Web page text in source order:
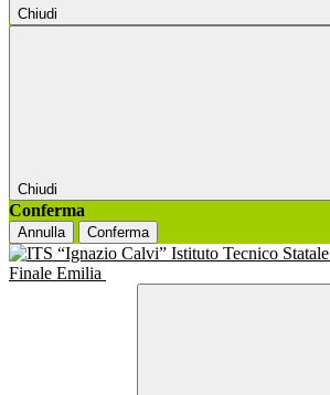
Chiudi
Chiudi
Conferma
Annulla Conferma
Istituto Tecnico Statale
Finale Emilia